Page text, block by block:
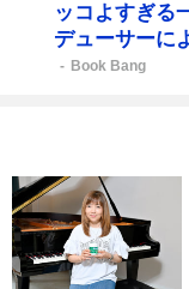
ッコよすぎる
デューサーに
Book Bang